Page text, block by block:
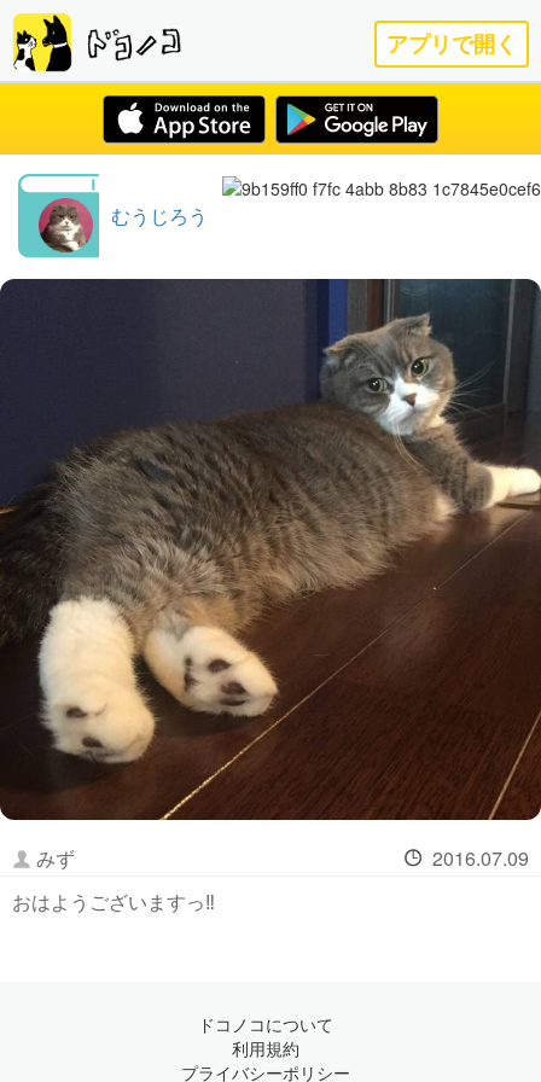
アプリで開く
むうじろう
みず
2016.07.09
おはようございますっ‼️
ドコノコについて
利用規約
プライバシーポリシー